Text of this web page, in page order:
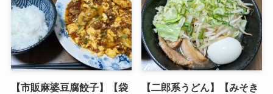
【市販麻婆豆腐餃子】【袋
【二郎系うどん】【みそき